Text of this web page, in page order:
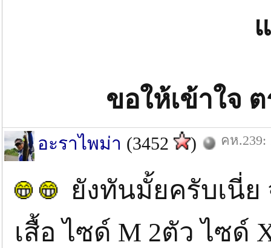
ขอให้เข้าใจ
อะราไพม่า (3452 ) คห.239:
ยังทันมั้ยครับเนี่ย
เสื้อ ไซด์ M 2ตัว ไซด์